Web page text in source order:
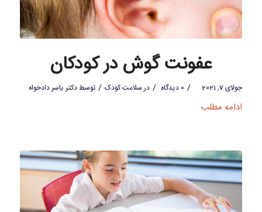
عفونت گوش در کودکان
جولای 7, 2021 / 0 دیدگاه / درسلامت کودک / توسطدکتر یاسر دادخواه
ادامه مطلب